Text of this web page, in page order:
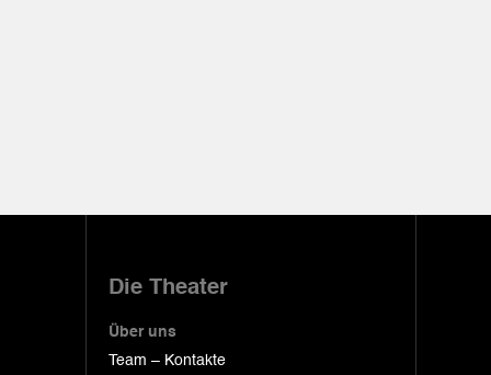
Die Theater
Über uns
Team – Kontakte